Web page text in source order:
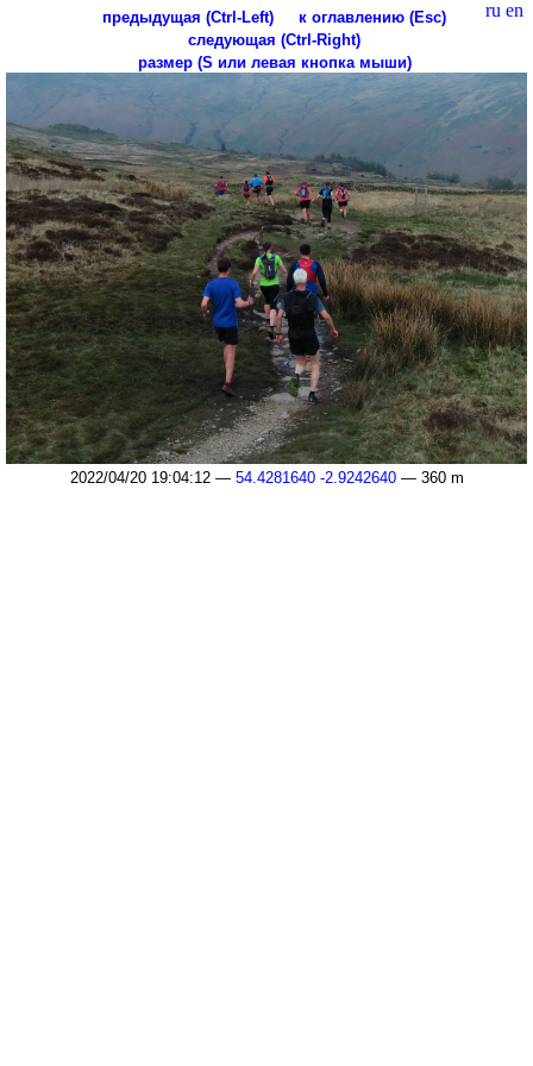
ru en
предыдущая (Ctrl-Left)
к оглавлению (Esc)
следующая (Ctrl-Right)
размер (S или левая кнопка мыши)
2022/04/20 19:04:12 — 54.4281640 -2.9242640— 360 m